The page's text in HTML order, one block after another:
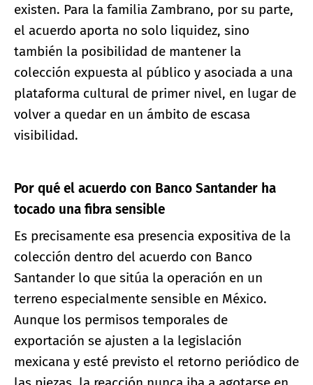
existen. Para la familia Zambrano, por su parte,
el acuerdo aporta no solo liquidez, sino
también la posibilidad de mantener la
colección expuesta al público y asociada a una
plataforma cultural de primer nivel, en lugar de
volver a quedar en un ámbito de escasa
visibilidad.
Por qué el acuerdo con Banco Santander ha
tocado una fibra sensible
Es precisamente esa presencia expositiva de la
colección dentro del acuerdo con Banco
Santander lo que sitúa la operación en un
terreno especialmente sensible en México.
Aunque los permisos temporales de
exportación se ajusten a la legislación
mexicana y esté previsto el retorno periódico de